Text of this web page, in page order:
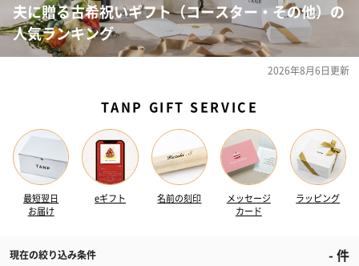
夫に贈る古希祝いギフト（コースター・その他）の
人気ランキング
2026年8月6日更新
TANP GIFT SERVICE
最短翌日
お届け
eギフト 名前の刻印
メッセージ
カード
ラッピング
現在の絞り込み条件 -件